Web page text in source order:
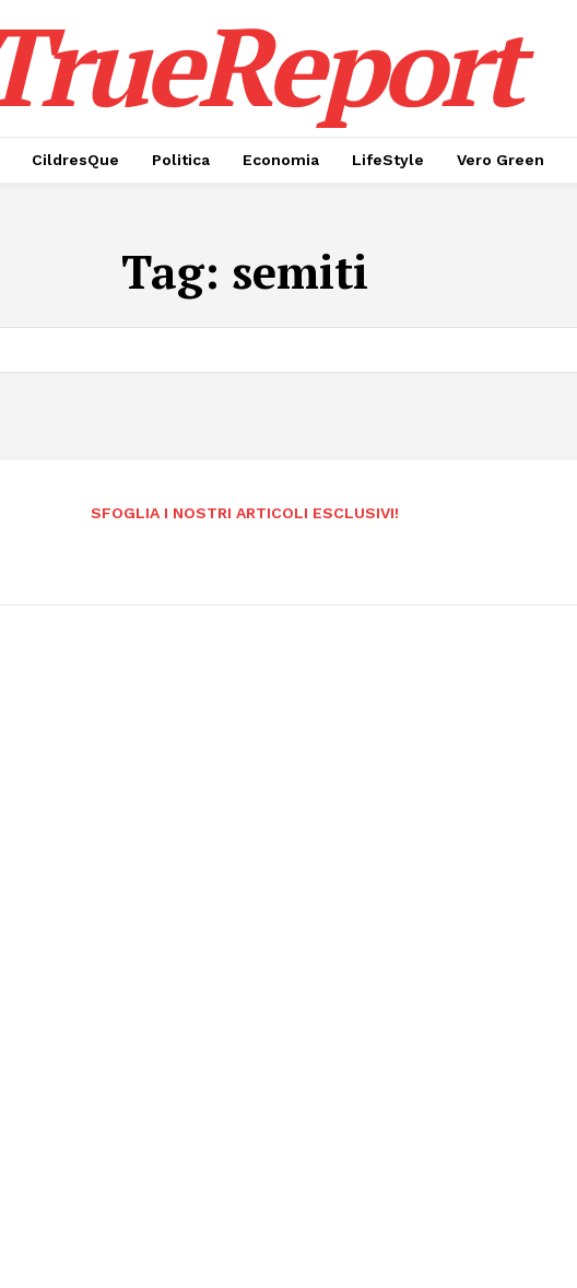
CildresQue Politica Economia LifeStyle Vero Green
Tag: semiti
SFOGLIA I NOSTRI ARTICOLI ESCLUSIVI!